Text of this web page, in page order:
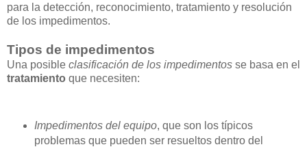
para la detección, reconocimiento, tratamiento y resolución
de los impedimentos.
Tipos de impedimentos
Una posible clasificación de los impedimentos se basa en el
tratamiento que necesiten:
Impedimentos del equipo, que son los típicos
problemas que pueden ser resueltos dentro del